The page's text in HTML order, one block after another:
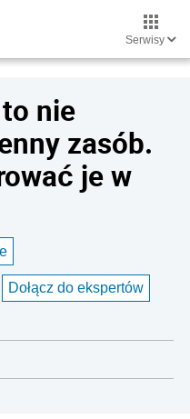
Serwisy
nie
zasób.
je w
Dołącz do ekspertów